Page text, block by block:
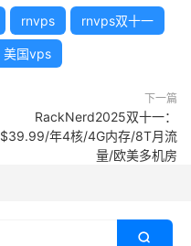
rnvps rnvps双十一
美国vps
下一篇
RackNerd2025双十一：
$39.99/年4核/4G内存/8T月流
量/欧美多机房
